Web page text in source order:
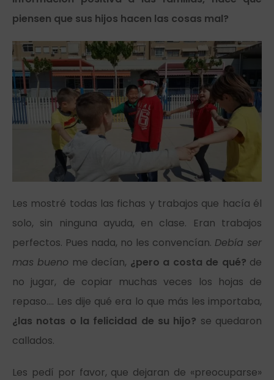
piensen que sus hijos hacen las cosas mal?
Les mostré todas las fichas y trabajos que hacía él
solo, sin ninguna ayuda, en clase. Eran trabajos
perfectos. Pues nada, no les convencían. Debía ser
mas bueno me decían, ¿pero a costa de qué? de
no jugar, de copiar muchas veces los hojas de
repaso…. Les dije qué era lo que más les importaba,
¿las notas o la felicidad de su hijo? se quedaron
callados.
Les pedí por favor, que dejaran de «preocuparse»